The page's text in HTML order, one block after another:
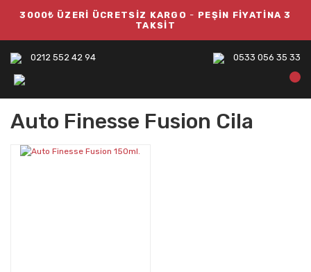
3000₺ ÜZERİ ÜCRETSİZ KARGO - PEŞİN FİYATİNA 3
TAKSİT
0212 552 42 94 0533 056 35 33
Auto Finesse Fusion Cila